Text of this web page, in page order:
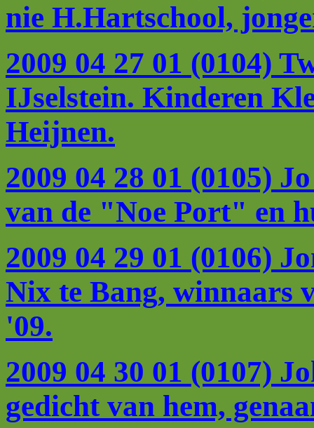
nie H.Hartschool,
2009 04 27 01 (0104)
IJselstein. Kinderen
Heijnen.
2009 04 28 01 (0105)
van de "Noe Port" en
2009 04 29 01 (0106)
Nix te Bang, winnaars
'09.
2009 04 30 01 (0107)
gedicht van hem,